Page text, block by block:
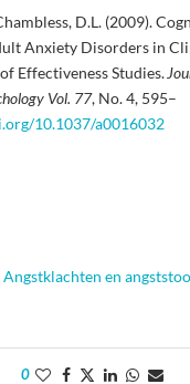
D.L. (2009).
Anxiety Disorders in
Effectiveness Studies.
Vol. 77, No. 4, 595–
10.1037/a0016032
en
0